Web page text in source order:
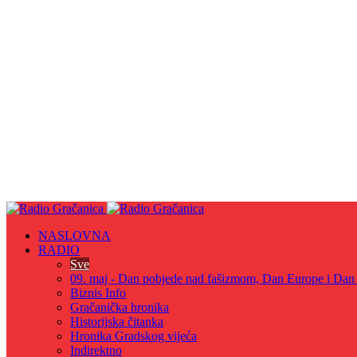
NASLOVNA
RADIO
Sve
09. maj - Dan pobjede nad fašizmom, Dan Europe i
Biznis Info
Gračanička hronika
Historijska čitanka
Hronika Gradskog vijeća
Indirektno